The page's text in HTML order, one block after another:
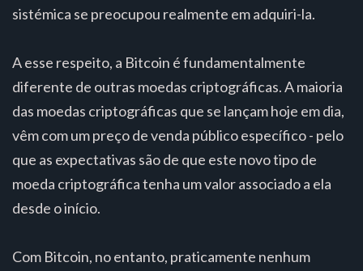
sistémica se preocupou realmente em adquiri-la.
A esse respeito, a Bitcoin é fundamentalmente
diferente de outras moedas criptográficas. A maioria
das moedas criptográficas que se lançam hoje em dia,
vêm com um preço de venda público específico - pelo
que as expectativas são de que este novo tipo de
moeda criptográfica tenha um valor associado a ela
desde o início.
Com Bitcoin, no entanto, praticamente nenhum